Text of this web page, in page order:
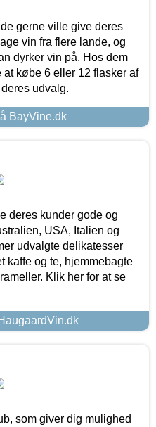
gerne ville give deres
vin fra flere lande, og
dyrker vin på. Hos dem
købe 6 eller 12 flasker af
udvalg.
BayVine.dk
deres kunder gode og
USA, Italien og
udvalgte delikatesser
kaffe og te, hjemmebagte
Klik her for at se
som giver dig mulighed